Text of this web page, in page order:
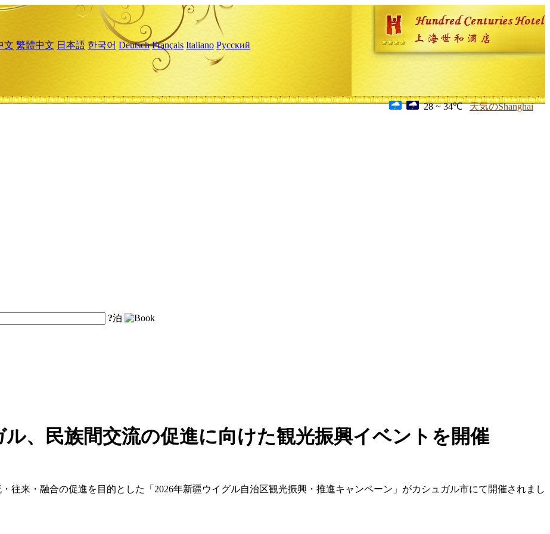
文 繁體中文 日本語 한국어 Deutsch Français Italiano Русский
28 ~ 34℃ 天気のShanghai
?泊
、民族間交流の促進に向けた観光振興イベントを開催
往来・融合の促進を目的とした「2026年新疆ウイグル自治区観光振興・推進キャンペーン」がカシュガル市にて開催されまし